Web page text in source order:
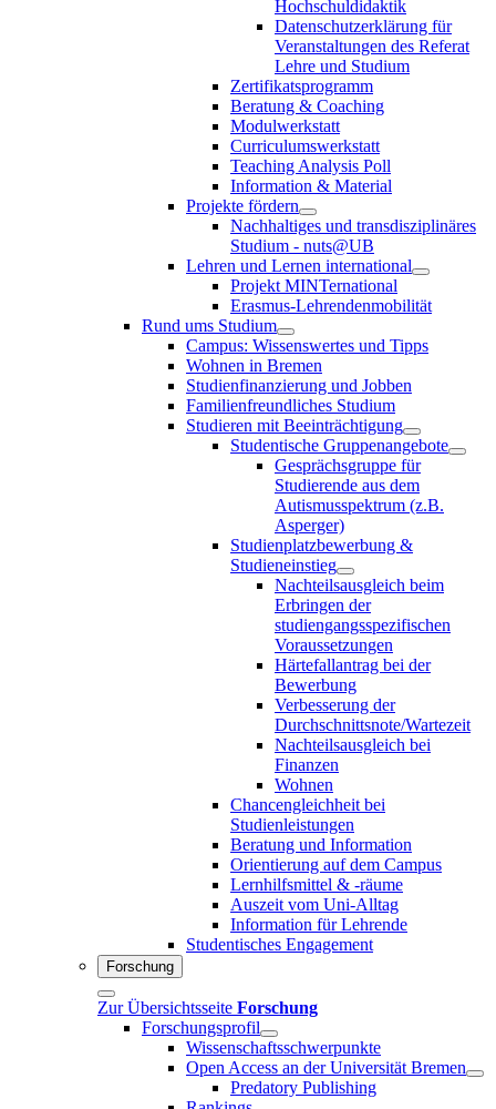
Hochschuldidaktik
Datenschutzerklärung für
Veranstaltungen des Referat
Lehre und Studium
Zertifikatsprogramm
Beratung & Coaching
Modulwerkstatt
Curriculumswerkstatt
Teaching Analysis Poll
Information & Material
Projekte fördern
Nachhaltiges und transdisziplinäres
Studium - nuts@UB
Lehren und Lernen international
Projekt MINTernational
Erasmus-Lehrendenmobilität
Rund ums Studium
Campus: Wissenswertes und Tipps
Wohnen in Bremen
Studienfinanzierung und Jobben
Familienfreundliches Studium
Studieren mit Beeinträchtigung
Studentische Gruppenangebote
Gesprächsgruppe für
Studierende aus dem
Autismusspektrum (z.B.
Asperger)
Studienplatzbewerbung &
Studieneinstieg
Nachteilsausgleich beim
Erbringen der
studiengangsspezifischen
Voraussetzungen
Härtefallantrag bei der
Bewerbung
Verbesserung der
Durchschnittsnote/Wartezeit
Nachteilsausgleich bei
Finanzen
Wohnen
Chancengleichheit bei
Studienleistungen
Beratung und Information
Orientierung auf dem Campus
Lernhilfsmittel & -räume
Auszeit vom Uni-Alltag
Information für Lehrende
Studentisches Engagement
Forschung
Zur Übersichtsseite Forschung
Forschungsprofil
Wissenschaftsschwerpunkte
Open Access an der Universität Bremen
Predatory Publishing